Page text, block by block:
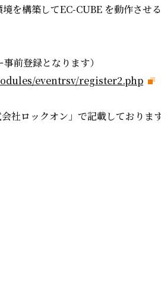
を構築してEC-CUBE を動作させ
前登録となります）
eventrsv/register2.php
社ロックオン」で記載しております